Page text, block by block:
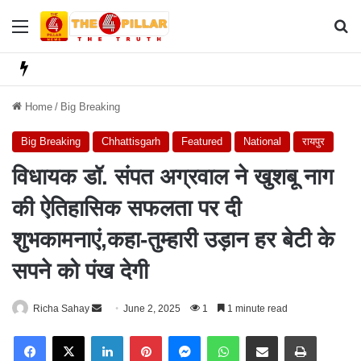
Menu
Home / Big Breaking
Big Breaking Chhattisgarh Featured National रायपुर
विधायक डॉ. संपत अग्रवाल ने खुशबू नाग
की ऐतिहासिक सफलता पर दी
शुभकामनाएं,कहा-तुम्हारी उड़ान हर बेटी के
सपने को पंख देगी
Richa Sahay
n
June 2, 2025 1 1 minute read
X